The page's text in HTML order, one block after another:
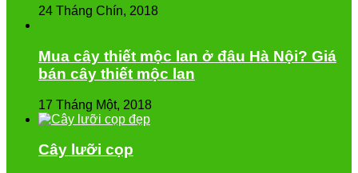
24 Tháng Chín, 2018
Mua cây thiết mộc lan ở đâu Hà Nội? Giá
bán cây thiết mộc lan
17 Tháng Một, 2018
Cây lưỡi cọp